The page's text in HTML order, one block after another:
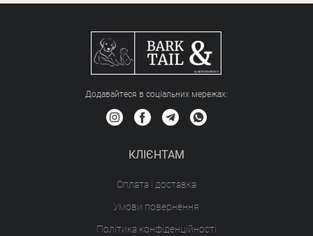
Додавайтеся в соціальних мережах:
КЛІЄНТАМ
Оплата і доставка
Умови повернення
Політика конфіденційності